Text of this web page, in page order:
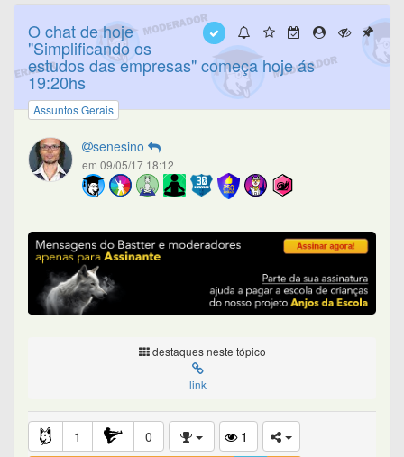
O chat de hoje
"Simplificando os
estudos das empresas" começa hoje ás
19:20hs
Assuntos Gerais
senesino
em 09/05/17 18:12
destaques neste tópico
link
1 0
1